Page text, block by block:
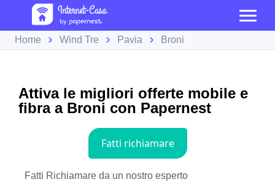
Home Wind Tre Pavia Broni